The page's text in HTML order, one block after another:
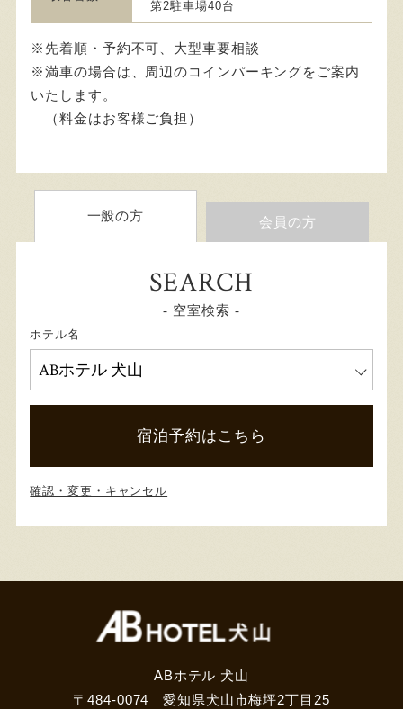
第2駐車場40台
※先着順・予約不可、大型車要相談
※満車の場合は、周辺のコインパーキングをご案内
いたします。
（料金はお客様ご負担）
一般の方 会員の方
SEARCH
- 空室検索 -
ホテル名
宿泊予約はこちら
確認・変更・キャンセル
ABホテル 犬山
〒484-0074 愛知県犬山市梅坪2丁目25